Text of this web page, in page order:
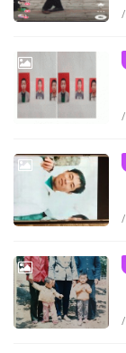
/
/
/
/